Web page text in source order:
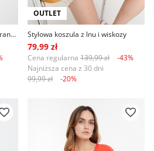
Stylowa bluzka bez rękawów orange
OUTLET
Stylowa koszula z lnu i wiskozy
79,99 zł
Cena regularna 139,99 zł
-43%
Najniższa cena z 30 dni
99,99 zł
-20%